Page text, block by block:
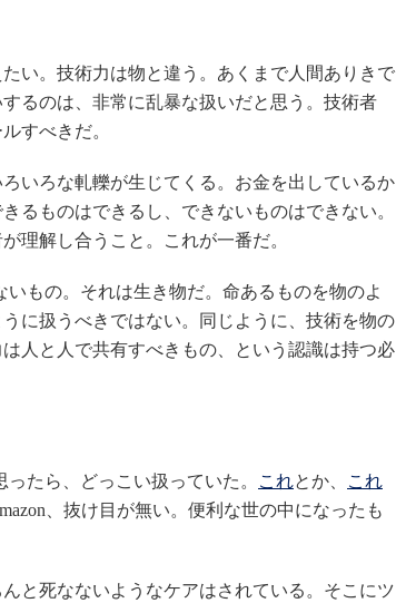
い。技術力は物と違う。あくまで人間ありきで
るのは、非常に乱暴な扱いだと思う。技術者
すべきだ。
いろな軋轢が生じてくる。お金を出しているか
るものはできるし、できないものはできない。
理解し合うこと。これが一番だ。
もの。それは生き物だ。命あるものを物のよ
に扱うべきではない。同じように、技術を物の
人と人で共有すべきもの、という認識は持つ必
たら、どっこい扱っていた。 これとか、
これ
、抜け目が無い。便利な世の中になったも
と死なないようなケアはされている。そこにツ